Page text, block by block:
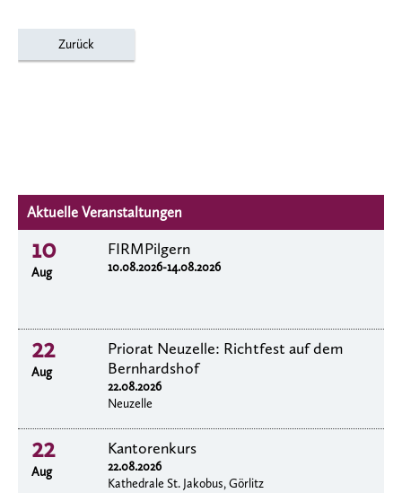
Zurück
Aktuelle Veranstaltungen
10
Aug
FIRMPilgern
10.08.2026-14.08.2026
22
Aug
Priorat Neuzelle: Richtfest auf dem
Bernhardshof
22.08.2026
Neuzelle
22
Aug
Kantorenkurs
22.08.2026
Kathedrale St. Jakobus, Görlitz